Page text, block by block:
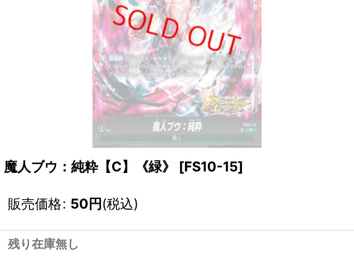
魔人ブウ：純粋【C】《緑》 [FS10-15]
販売価格: 50円(税込)
残り在庫無し